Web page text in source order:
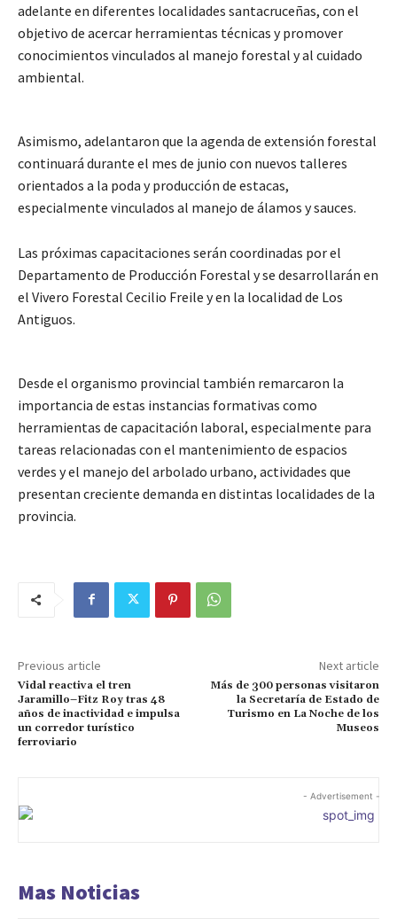
adelante en diferentes localidades santacruceñas, con el
objetivo de acercar herramientas técnicas y promover
conocimientos vinculados al manejo forestal y al cuidado
ambiental.
Asimismo, adelantaron que la agenda de extensión forestal
continuará durante el mes de junio con nuevos talleres
orientados a la poda y producción de estacas,
especialmente vinculados al manejo de álamos y sauces.
Las próximas capacitaciones serán coordinadas por el
Departamento de Producción Forestal y se desarrollarán en
el Vivero Forestal Cecilio Freile y en la localidad de Los
Antiguos.
Desde el organismo provincial también remarcaron la
importancia de estas instancias formativas como
herramientas de capacitación laboral, especialmente para
tareas relacionadas con el mantenimiento de espacios
verdes y el manejo del arbolado urbano, actividades que
presentan creciente demanda en distintas localidades de la
provincia.
Previous article
Vidal reactiva el tren
Jaramillo–Fitz Roy tras 48
años de inactividad e impulsa
un corredor turístico
ferroviario
Next article
Más de 300 personas visitaron
la Secretaría de Estado de
Turismo en La Noche de los
Museos
- Advertisement -
Mas Noticias